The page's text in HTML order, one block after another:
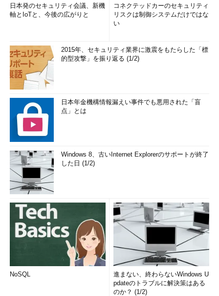
日本発のセキュリティ会議、新機
軸とIoTと、今後の広がりと
コネクテッドカーのセキュリティ
リスクは制御システムだけではな
い
2015年、セキュリティ業界に激震をもたらした「標
的型攻撃」を振り返る (1/2)
日本年金機構情報漏えい事件でも悪用された「盲
点」とは
Windows 8、古いInternet Explorerのサポートが終了
した日 (1/2)
NoSQL
進まない、終わらないWindows U
pdateのトラブルに解決策はある
のか？ (1/2)